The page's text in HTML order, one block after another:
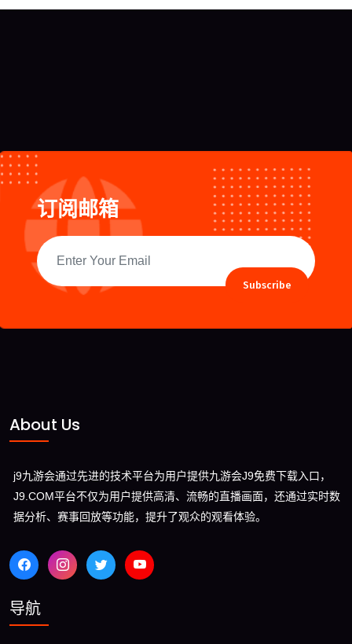
订阅邮箱
Subscribe
About Us
j9九游会通过先进的技术平台为用户提供九游会J9免费下载入口，
J9.COM平台不仅为用户提供高清、流畅的直播画面，还通过实时数
据分析、赛事回放等功能，提升了观众的观看体验。
导航